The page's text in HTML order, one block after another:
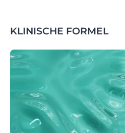
KLINISCHE FORMEL